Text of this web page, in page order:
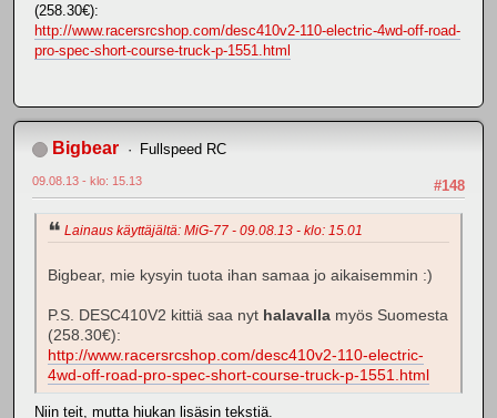
(258.30€):
http://www.racersrcshop.com/desc410v2-110-electric-4wd-off-road-
pro-spec-short-course-truck-p-1551.html
Bigbear Fullspeed RC
#148
09.08.13 - klo: 15.13
Lainaus käyttäjältä: MiG-77 - 09.08.13 - klo: 15.01
Bigbear, mie kysyin tuota ihan samaa jo aikaisemmin :)
P.S. DESC410V2 kittiä saa nyt halavalla myös Suomesta
(258.30€):
http://www.racersrcshop.com/desc410v2-110-electric-
4wd-off-road-pro-spec-short-course-truck-p-1551.html
Niin teit, mutta hiukan lisäsin tekstiä.